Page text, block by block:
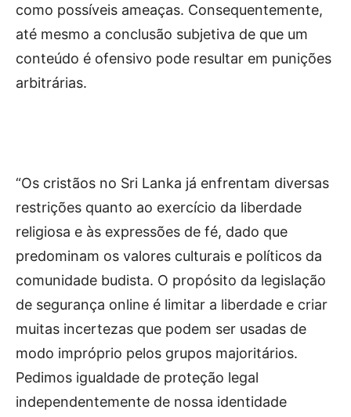
como possíveis ameaças. Consequentemente,
até mesmo a conclusão subjetiva de que um
conteúdo é ofensivo pode resultar em punições
arbitrárias.
“Os cristãos no Sri Lanka já enfrentam diversas
restrições quanto ao exercício da liberdade
religiosa e às expressões de fé, dado que
predominam os valores culturais e políticos da
comunidade budista. O propósito da legislação
de segurança online é limitar a liberdade e criar
muitas incertezas que podem ser usadas de
modo impróprio pelos grupos majoritários.
Pedimos igualdade de proteção legal
independentemente de nossa identidade